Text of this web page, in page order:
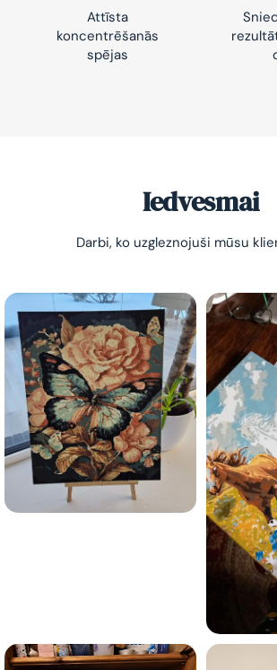
Attīsta
koncentrēšanās
spējas
Iedvesmai
Darbi, ko uzgleznojuši mūsu
-10% pirmajam
GleznoPats.lvPrivātuma politika
SAŅEMT -10%